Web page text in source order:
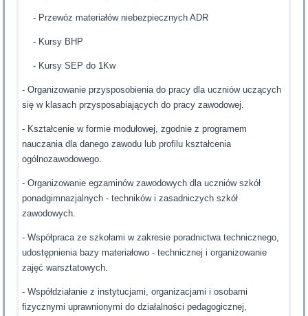
- Przewóz materiałów niebezpiecznych ADR
- Kursy BHP
- Kursy SEP do 1Kw
- Organizowanie przysposobienia do pracy dla uczniów uczących
się w klasach przysposabiających do pracy zawodowej.
- Kształcenie w formie modułowej, zgodnie z programem
nauczania dla danego zawodu lub profilu kształcenia
ogólnozawodowego.
- Organizowanie egzaminów zawodowych dla uczniów szkół
ponadgimnazjalnych - techników i zasadniczych szkół
zawodowych.
- Współpraca ze szkołami w zakresie poradnictwa technicznego,
udostępnienia bazy materiałowo - technicznej i organizowanie
zajęć warsztatowych.
- Współdziałanie z instytucjami, organizacjami i osobami
fizycznymi uprawnionymi do działalności pedagogicznej,